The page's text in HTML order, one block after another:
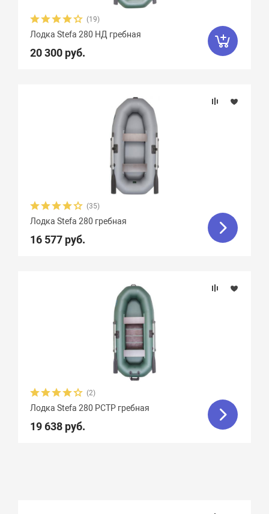
(19)
Лодка Stefa 280 НД гребная
20 300 руб.
(35)
Лодка Stefa 280 гребная
16 577 руб.
(2)
Лодка Stefa 280 РСТР гребная
19 638 руб.